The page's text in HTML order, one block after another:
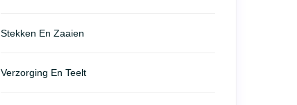
Stekken En Zaaien
Verzorging En Teelt